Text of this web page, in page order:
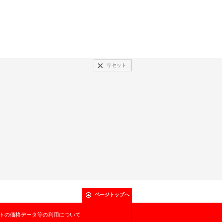
リセット
ページトップへ
の価格データ等の利用について